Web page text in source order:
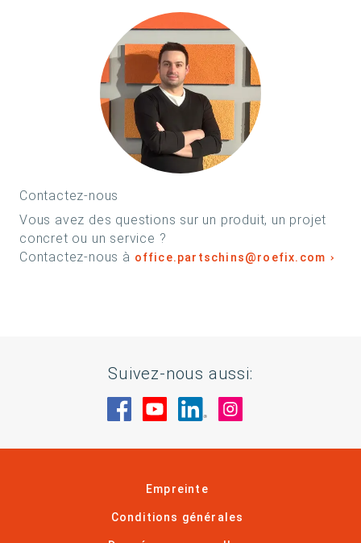
Contactez-nous
Vous avez des questions sur un produit, un projet
concret ou un service ?
Contactez-nous à office.partschins@roefix.com
Suivez-nous aussi:
Rendez-nous visite sur Facebook
Rendez-nous visite sur
Rendez-nous visite
Empreinte
Conditions générales